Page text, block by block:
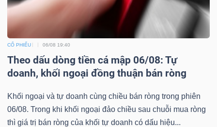
CỔ PHIẾU 06/08 19:40
Theo dấu dòng tiền cá mập 06/08: Tự
doanh, khối ngoại đồng thuận bán ròng
Khối ngoại và tự doanh cùng chiều bán ròng trong phiên
06/08. Trong khi khối ngoại đảo chiều sau chuỗi mua ròng
thì giá trị bán ròng của khối tự doanh có dấu hiệu...